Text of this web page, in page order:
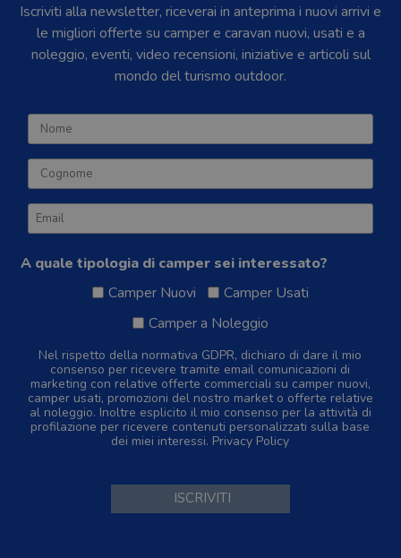
Iscriviti alla newsletter, riceverai in anteprima i nuovi arrivi e
le migliori offerte su camper e caravan nuovi, usati e a
noleggio, eventi, video recensioni, iniziative e articoli sul
mondo del turismo outdoor.
A quale tipologia di camper sei interessato?
Camper Nuovi
Camper Usati
Camper a Noleggio
Nel rispetto della normativa GDPR, dichiaro di dare il mio
consenso per ricevere tramite email comunicazioni di
marketing con relative offerte commerciali su camper nuovi,
camper usati, promozioni del nostro market o offerte relative
al noleggio. Inoltre esplicito il mio consenso per la attività di
profilazione per ricevere contenuti personalizzati sulla base
dei miei interessi. Privacy Policy